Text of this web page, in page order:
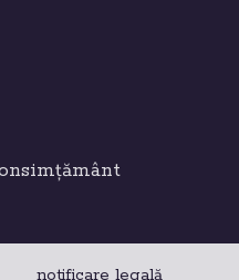
notificare legală